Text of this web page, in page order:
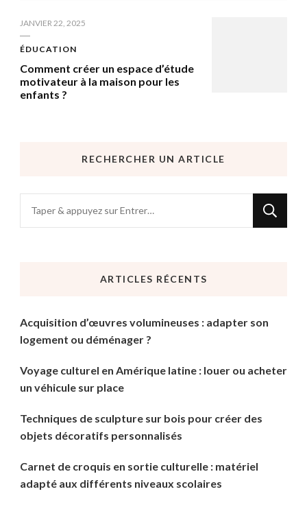
JANVIER 22, 2025
ÉDUCATION
Comment créer un espace d’étude
motivateur à la maison pour les
enfants ?
RECHERCHER UN ARTICLE
recherchiez
ARTICLES RÉCENTS
Acquisition d’œuvres volumineuses : adapter son
logement ou déménager ?
Voyage culturel en Amérique latine : louer ou acheter
un véhicule sur place
Techniques de sculpture sur bois pour créer des
objets décoratifs personnalisés
Carnet de croquis en sortie culturelle : matériel
adapté aux différents niveaux scolaires